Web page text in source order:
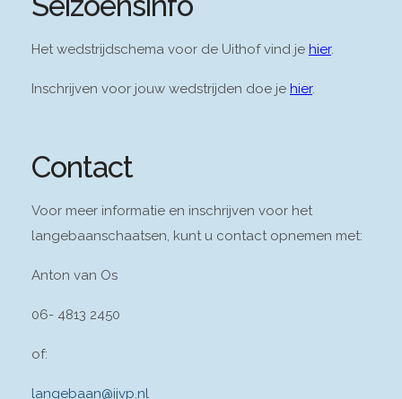
Het wedstrijdschema voor de Uithof vind je hier.
Inschrijven voor jouw wedstrijden doe je hier.
Contact
Voor meer informatie en inschrijven voor het
langebaanschaatsen, kunt u contact opnemen met:
Anton van Os
06- 4813 2450
of:
langebaan@ijvp.nl